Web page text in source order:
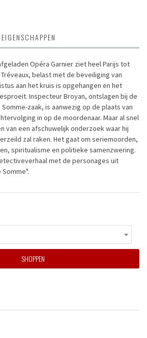
EIGENSCHAPPEN
Opéra Garnier ziet heel Parijs tot
belast met de beveiliging van
aan het kruis is opgehangen en het
Inspecteur Broyan, ontslagen bij de
zaak, is aanwezig op de plaats van
in op de moordenaar. Maar al snel
van een afschuwelijk onderzoek waar hij
zal raken. Het gaat om seriemoorden,
spiritualisme en politieke samenzwering.
met de personages uit
SHOPPEN